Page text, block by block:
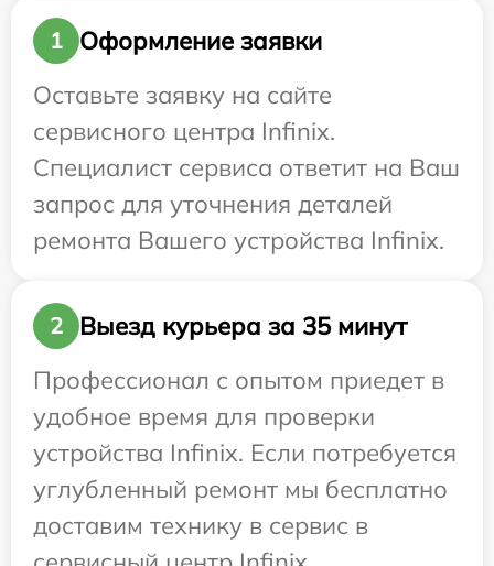
1
Оформление заявки
Оставьте заявку на сайте
сервисного центра Infinix.
Специалист сервиса ответит на Ваш
запрос для уточнения деталей
ремонта Вашего устройства Infinix.
2
Выезд курьера за 35 минут
Профессионал с опытом приедет в
удобное время для проверки
устройства Infinix. Если потребуется
углубленный ремонт мы бесплатно
доставим технику в сервис в